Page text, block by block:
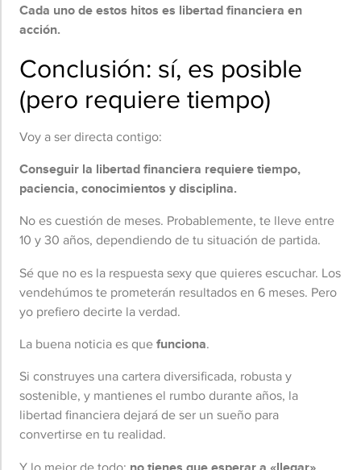
Cada uno de estos hitos es libertad financiera en
acción.
Conclusión: sí, es posible
(pero requiere tiempo)
Voy a ser directa contigo:
Conseguir la libertad financiera requiere tiempo,
paciencia, conocimientos y disciplina.
No es cuestión de meses. Probablemente, te lleve entre
10 y 30 años, dependiendo de tu situación de partida.
Sé que no es la respuesta sexy que quieres escuchar. Los
vendehúmos te prometerán resultados en 6 meses. Pero
yo prefiero decirte la verdad.
La buena noticia es quefunciona.
Si construyes una cartera diversificada, robusta y
sostenible, y mantienes el rumbo durante años, la
libertad financiera dejará de ser un sueño para
convertirse en tu realidad.